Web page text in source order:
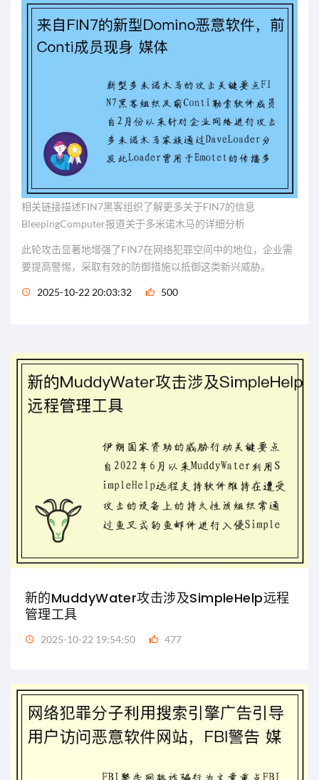
相关链接描述FIN7黑客组织了解更多关于FIN7的信息
BleepingComputer报道关于多米诺木马的详细分析
此轮攻击显著地增强了FIN7在网络犯罪空间中的地位，企业需
要提高警惕，采取有效的防御措施以抵御这类新兴威胁。
2025-10-22 20:03:32 500
新的MuddyWater攻击涉及SimpleHelp远程
管理工具
2025-10-22 19:54:50 477